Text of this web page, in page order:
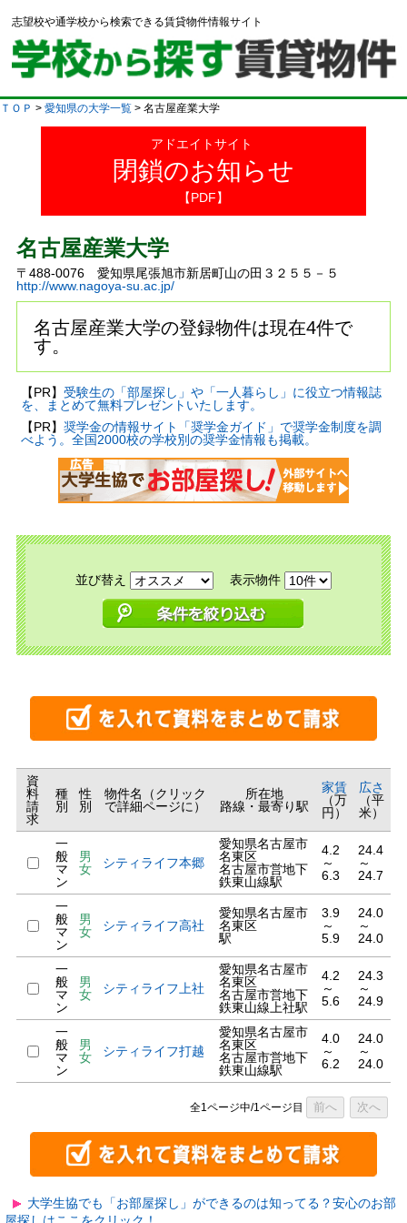
志望校や通学校から検索できる賃貸物件情報サイト
ＴＯＰ > 愛知県の大学一覧 > 名古屋産業大学
アドエイトサイト
閉鎖のお知らせ
【PDF】
名古屋産業大学
〒488-0076 愛知県尾張旭市新居町山の田３２５５－５
http://www.nagoya-su.ac.jp/
名古屋産業大学の登録物件は現在4件で
す。
【PR】 受験生の「部屋探し」や「一人暮らし」に役立つ情報誌
を、まとめて無料プレゼントいたします。
【PR】 奨学金の情報サイト「奨学金ガイド」で奨学金制度を調
べよう。全国2000校の学校別の奨学金情報も掲載。
並び替え 表示物件
資
料
請
求
種
別
性
別
物件名（クリック
で詳細ページに）
所在地
路線・最寄り駅
家賃
（万
円）
広さ
（平
米）
一
般
マ
ン
男
女
シティライフ本郷
愛知県名古屋市
名東区
名古屋市営地下
鉄東山線駅
4.2
～
6.3
24.4
～
24.7
一
般
マ
ン
男
女
シティライフ高社
愛知県名古屋市
名東区
駅
3.9
～
5.9
24.0
～
24.0
一
般
マ
ン
男
女
シティライフ上社
愛知県名古屋市
名東区
名古屋市営地下
鉄東山線上社駅
4.2
～
5.6
24.3
～
24.9
一
般
マ
ン
男
女
シティライフ打越
愛知県名古屋市
名東区
名古屋市営地下
鉄東山線駅
4.0
～
6.2
24.0
～
24.0
全1ページ中/1ページ目 前へ 次へ
大学生協でも「お部屋探し」ができるのは知ってる？安心のお部